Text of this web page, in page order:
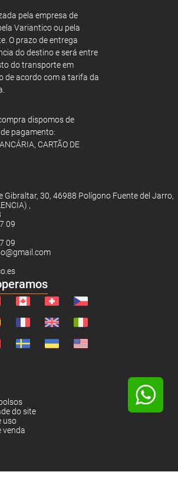
pela empresa de
Variantico ou pela
O prazo de entrega
do destino e será entre
do transporte em
de acordo com a tarifa da
dispomos de
pagamento:
CARTÃO DE
Gibraltar, 30, 46988 Polígono Fuente del Jarro,
,
09
09
do site
uso
venda